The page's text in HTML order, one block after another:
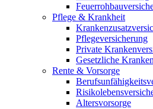
Pflege & Krankheit
Pflegeversicherung
Private
Gesetzliche
Rente & Vorsorge
Altersvorsorge